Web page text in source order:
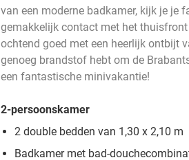
van een moderne badkamer, kijk je je
gemakkelijk contact met het
ochtend goed met een heerlijk ontbijt
genoeg brandstof hebt om de
een fantastische minivakantie!
2-persoonskamer
2 double bedden van 1,30 x 2,10 m
Badkamer met bad-